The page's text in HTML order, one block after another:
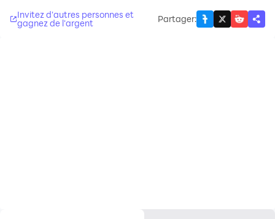
Invitez d'autres personnes et
gagnez de l'argent Partager: